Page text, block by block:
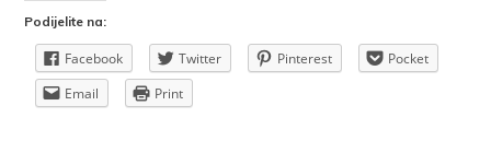
Podijelite na:
Facebook Twitter Pinterest
Pocket
Email
Print